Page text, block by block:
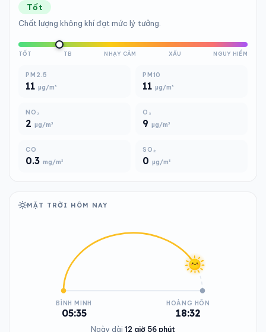
Tốt
Chất lượng không khí đạt mức lý tưởng.
TỐT TB NHẠY CẢM XẤU NGUY HIỂM
PM2.5
11 µg/m³
PM10
11 µg/m³
NO₂
2 µg/m³
O₃
9 µg/m³
CO
0.3 mg/m³
SO₂
0 µg/m³
MẶT TRỜI HÔM NAY
BÌNH MINH
05:35
HOÀNG HÔN
18:32
Ngày dài 12 giờ 56 phút